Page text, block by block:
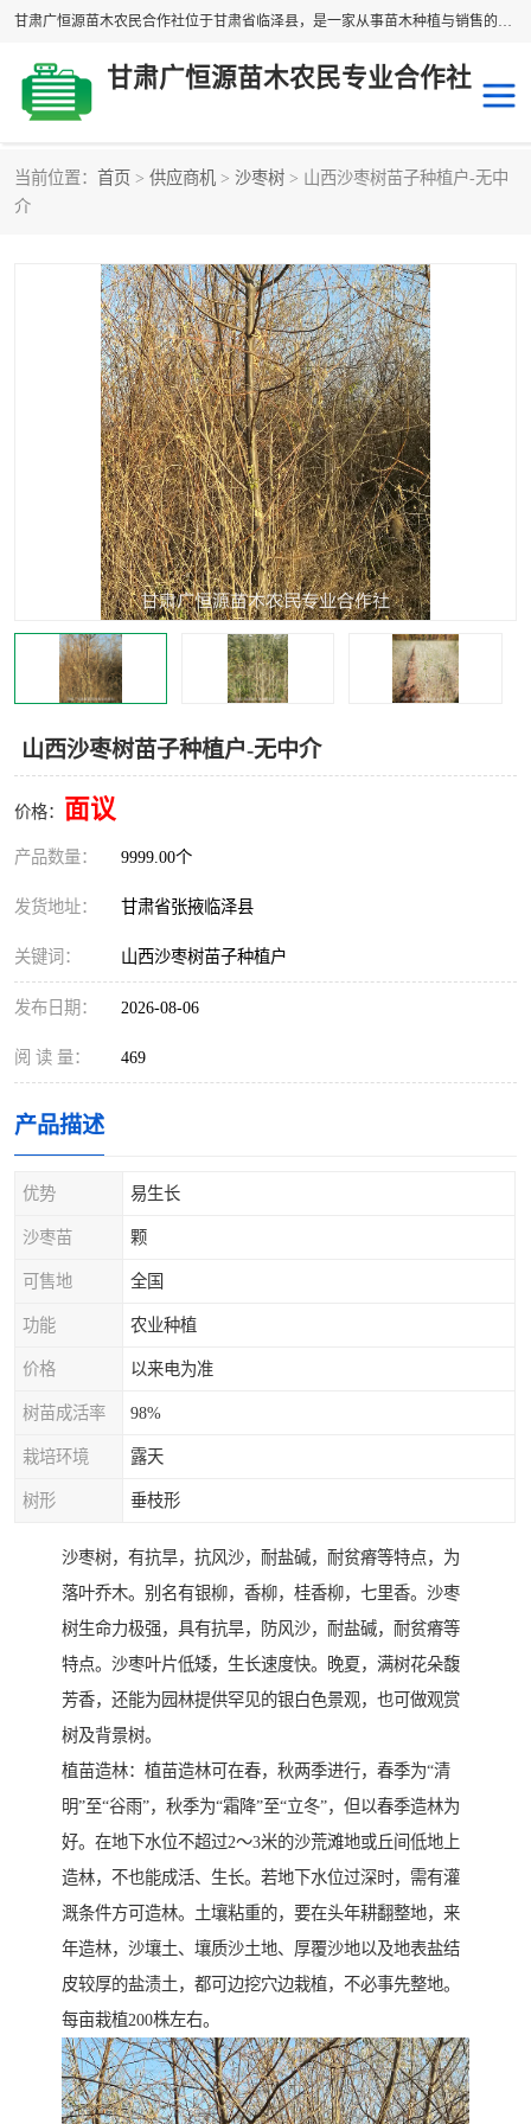
甘肃广恒源苗木农民合作社位于甘肃省临泽县，是一家从事苗木种植与销售的农民合作组织，合作社拥有苗木基地1500多亩，种植苗木品种40多个，年产各类苗木2000多万株。主营：白刺苗、红柳苗、梭梭苗等，我们以“种植一流的苗子，诚信经营”的经营理念，竭诚为每一位客户做优质的服务，欢迎来电咨询！
甘肃广恒源苗木农民专业合作社
当前位置： 首页 > 供应商机 > 沙枣树 > 山西沙枣树苗子种植户-无中
介
山西沙枣树苗子种植户-无中介
价格： 面议
产品数量： 9999.00个
发货地址： 甘肃省张掖临泽县
关键词： 山西沙枣树苗子种植户
发布日期： 2026-08-06
阅 读 量： 469
产品描述
优势 易生长
沙枣苗 颗
可售地 全国
功能 农业种植
价格 以来电为准
树苗成活率 98%
栽培环境 露天
树形 垂枝形
沙枣树，有抗旱，抗风沙，耐盐碱，耐贫瘠等特点，为
落叶乔木。别名有银柳，香柳，桂香柳，七里香。沙枣
树生命力极强，具有抗旱，防风沙，耐盐碱，耐贫瘠等
特点。沙枣叶片低矮，生长速度快。晚夏，满树花朵馥
芳香，还能为园林提供罕见的银白色景观，也可做观赏
树及背景树。
植苗造林：植苗造林可在春，秋两季进行，春季为“清
明”至“谷雨”，秋季为“霜降”至“立冬”，但以春季造林为
好。在地下水位不超过2～3米的沙荒滩地或丘间低地上
造林，不也能成活、生长。若地下水位过深时，需有灌
溉条件方可造林。土壤粘重的，要在头年耕翻整地，来
年造林，沙壤土、壤质沙土地、厚覆沙地以及地表盐结
皮较厚的盐渍土，都可边挖穴边栽植，不必事先整地。
每亩栽植200株左右。
柠条
白刺苗
红柳苗
柽柳苗
四翅滨藜